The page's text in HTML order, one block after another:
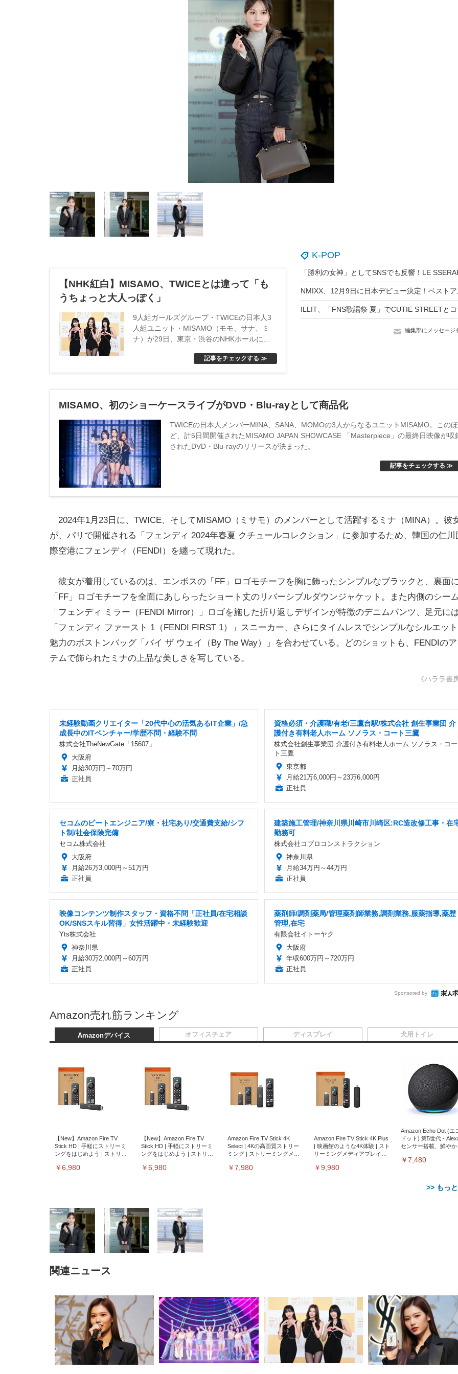
K-POP
編集部にメッセージ
【NHK紅白】MISAMO、TWICEとは違って「も
うちょっと大人っぽく」
9人組ガールズグループ・TWICEの日本人3
人組ユニット・MISAMO（モモ、サナ、ミ
ナ）が29日、東京・渋谷のNHKホールにて
日）の音合わせに出席しコメント取材に応じ
た。
記事をチェックする ≫
MISAMO、初のショーケースライブがDVD・Blu-rayとして商品化
TWICEの日本人メンバーMINA、SANA、MOMOの3人からなるユニットMISAMO。このほ
ど、計5日間開催されたMISAMO JAPAN SHOWCASE 「Masterpiece」の最終日映像が収
されたDVD・Blu-rayのリリースが決まった。
記事をチェックする ≫
2024年1月23日に、TWICE、そしてMISAMO（ミサモ）のメンバーとして活躍するミナ（MINA）。彼
が、パリで開催される「フェンディ 2024年春夏 クチュールコレクション」に参加するため、韓国の仁川
際空港にフェンディ（FENDI）を纏って現れた。
彼女が着用しているのは、エンボスの「FF」ロゴモチーフを胸に飾ったシンプルなブラックと、裏面に
「FF」ロゴモチーフを全面にあしらったショート丈のリバーシブルダウンジャケット。また内側のシー
「フェンディ ミラー（FENDI Mirror）」ロゴを施した折り返しデザインが特徴のデニムパンツ、足元に
「フェンディ ファースト 1（FENDI FIRST 1）」スニーカー、さらにタイムレスでシンプルなシルエッ
魅力のボストンバッグ「バイ ザ ウェイ（By The Way）」を合わせている。どのショットも、FENDIのア
テムで飾られたミナの上品な美しさを写している。
《ハララ書
未経験動画クリエイター「20代中心の活気あるIT企業」/急
成長中のITベンチャー/学歴不問・経験不問
株式会社TheNewGate「15607」
大阪府
月給30万円～70万円
正社員
資格必須・介護職/有老/三鷹台駅/株式会社 創生事業団 介
護付き有料老人ホーム ソノラス・コート三鷹
株式会社創生事業団 介護付き有料老人ホーム ソノラス・コー
ト三鷹
東京都
月給21万6,000円～23万6,000円
正社員
セコムのビートエンジニア/寮・社宅あり/交通費支給/シフ
ト制/社会保険完備
セコム株式会社
大阪府
月給26万3,000円～51万円
正社員
建築施工管理/神奈川県川崎市川崎区:RC造改修工事・在
勤務可
株式会社コプロコンストラクション
神奈川県
月給34万円～44万円
正社員
映像コンテンツ制作スタッフ・資格不問「正社員/在宅相談
OK/SNSスキル習得」女性活躍中・未経験歓迎
Yts株式会社
神奈川県
月給30万2,000円～60万円
正社員
薬剤師/調剤薬局/管理薬剤師業務,調剤業務,服薬指導,薬歴
管理,在宅
有限会社イトーヤク
大阪府
年収600万円～720万円
正社員
Sponsored by
Amazon売れ筋ランキング
Amazonデバイス
【New】Amazon Fire TV
Stick HD | 手軽にストリーミ
ングをはじめよう | ストリー
￥6,980
【New】Amazon Fire TV
Stick HD | 手軽にストリーミ
ングをはじめよう | ストリー
￥6,980
Amazon Fire TV Stick 4K
Select | 4Kの高画質ストリー
ミング | ストリーミングメデ
￥7,980
Amazon Fire TV Stick 4K Plus
| 映画館のような4K体験 | スト
リーミングメディアプレイヤ
￥9,980
Amazon Echo Dot (エ
ドット) 第5世代 -
センサー搭載、鮮やか
￥7,480
>> もっ
オフィスチェア
子 テレワーク 疲れない 跳ね
上げ式アームレスト コンパク
ト 約105度ロッキング pc 事務
椅子 360度回転 座面昇降 強化
ナイロン樹脂ベース 通気性メ
ッシュ 在宅ワーク H-
WY01(黒網+黒枠+黒足)
￥5,699
／デスクチェア メッシュチェ
ア 人間工学 疲れない ブラッ
￥27,999
チェア 疲れない テレワーク
チェア 強化バックレスト 30
度ロッキング機能 人間工学 椅
子 腰サポート 90度跳ね上げ
式アームレスト 3Dヘッドレス
ト ハンガー付き 高反発クッシ
ョン PCチェア 通気性メッシ
ュ ゲーミング/勉強/事務用 お
しゃれ パソコンチェア (ブラ
ック)
￥7,680
チェア 疲れない テレワーク
チェア 強化バックレスト 30度
ロッキング機能 人間工学 椅子
腰サポート 90度跳ね上げ式ア
ームレスト 3Dヘッドレスト
ハンガー付き 高反発クッショ
ン PCチェア 通気性メッシュ
ゲーミング/勉強/事務用 おし
ゃれ パソコンチェア (ホワイ
ト)
￥7,680
ッシュ 通気性 ランバ
ポート付き 腰サポー
ス圧無段階昇降 360度
転 キャスター付き コ
クト 幅52×奥行58.5×
84～96cm テレワーク
宅勤務 ブラック
￥4,139
ディスプレイ
EV3240X-WT | 31.5型4K
UHD・USB Type-C・ホワイ
ト
￥105,595
EV2740X-WT | 27.0型4K
UHD・USB Type-C・ホワイ
￥109,572
ク付き（CFI-ZDM1J）
￥49,979
ニター フル
HD（1920×1080）VA 非光
沢 HDMI/DisplayPort/VGA
スピーカー内蔵 高さ調整 ス
イベル VESA対応
ComfortView ビジネス向け
￥15,800
Gaming Monitor 24” Essential
ーミングモニター QD 24.5イ
1ms FHD 量子ドット 残像低
年保証 | 輝点保証 | 日本メーカ
￥34,980
犬用トイレ
ーツ 薄型 レギュラー 1回使い
捨て 無香料 ホワイト 300枚
￥3,373
ーツ 厚型 ワイド 42枚x2袋(84
枚) ホワイト(吸収面:ライトブ
ルー)
￥3,234
ツ L 中型犬用 26枚入り 単品
￥1,800
ック) 【Amazon.co.jp限定】
Smart Basic アイリスオーヤマ
ペットシーツ 超厚型 お徳用
ワイド 100枚入 (x 1) (ケース
販売)
￥3,670
ュラー 200枚入
【Amazon.co.jp限定】
￥3,731
関連ニュース